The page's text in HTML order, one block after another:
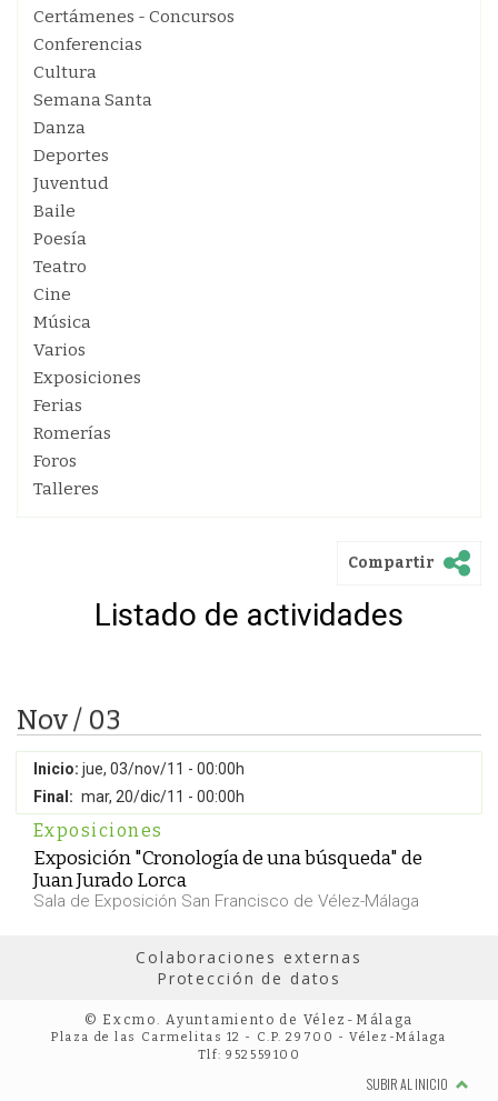
Certámenes - Concursos
Conferencias
Cultura
Semana Santa
Danza
Deportes
Juventud
Baile
Poesía
Teatro
Cine
Música
Varios
Exposiciones
Ferias
Romerías
Foros
Talleres
Compartir
Listado de actividades
Nov / 03
Inicio: jue, 03/nov/11 - 00:00h
Final: mar, 20/dic/11 - 00:00h
Exposiciones
Exposición "Cronología de una búsqueda" de
Juan Jurado Lorca
Sala de Exposición San Francisco de Vélez-Málaga
Colaboraciones externas
Protección de datos
© Excmo. Ayuntamiento de Vélez-Málaga
Plaza de las Carmelitas 12 - C.P. 29700 - Vélez-Málaga
Tlf: 952559100
SUBIR AL INICIO